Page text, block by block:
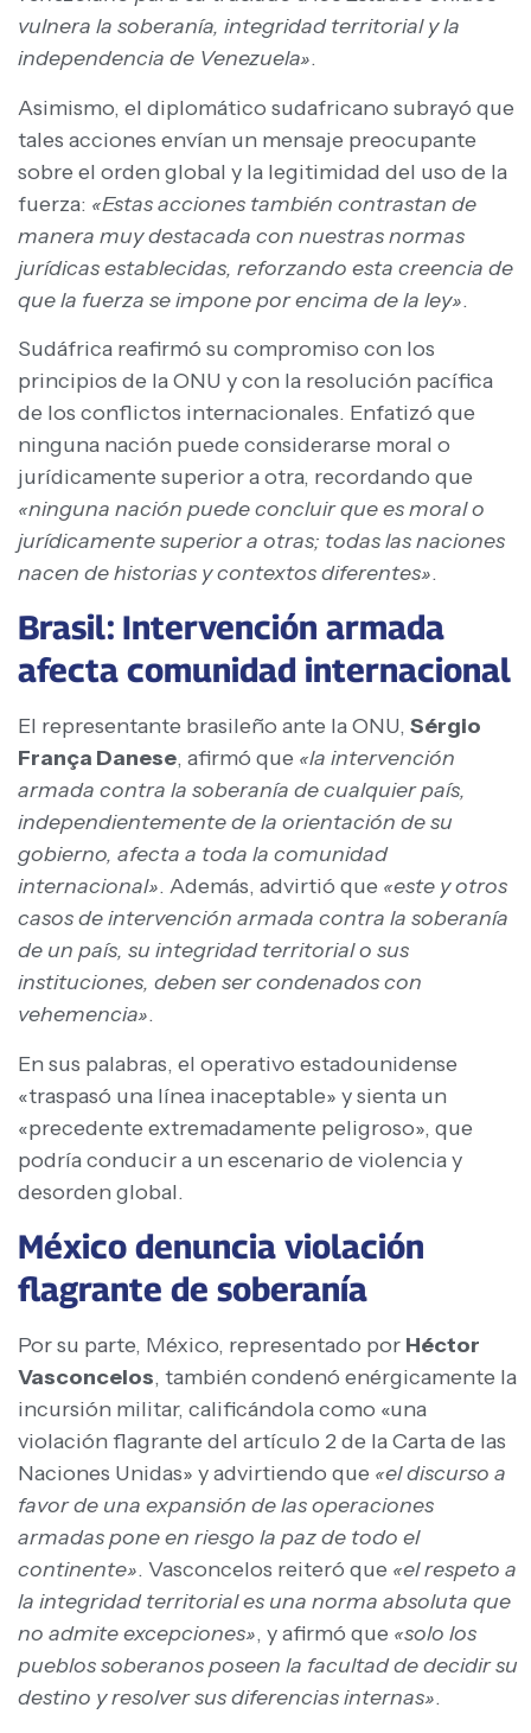
vulnera la soberanía, integridad territorial y la
independencia de Venezuela».
Asimismo, el diplomático sudafricano subrayó que
tales acciones envían un mensaje preocupante
sobre el orden global y la legitimidad del uso de la
fuerza: «Estas acciones también contrastan de
manera muy destacada con nuestras normas
jurídicas establecidas, reforzando esta creencia de
que la fuerza se impone por encima de la ley».
Sudáfrica reafirmó su compromiso con los
principios de la ONU y con la resolución pacífica
de los conflictos internacionales. Enfatizó que
ninguna nación puede considerarse moral o
jurídicamente superior a otra, recordando que
«ninguna nación puede concluir que es moral o
jurídicamente superior a otras; todas las naciones
nacen de historias y contextos diferentes».
Brasil: Intervención armada
afecta comunidad internacional
El representante brasileño ante la ONU, Sérgio
França Danese, afirmó que «la intervención
armada contra la soberanía de cualquier país,
independientemente de la orientación de su
gobierno, afecta a toda la comunidad
internacional». Además, advirtió que «este y otros
casos de intervención armada contra la soberanía
de un país, su integridad territorial o sus
instituciones, deben ser condenados con
vehemencia».
En sus palabras, el operativo estadounidense
«traspasó una línea inaceptable» y sienta un
«precedente extremadamente peligroso», que
podría conducir a un escenario de violencia y
desorden global.
México denuncia violación
flagrante de soberanía
Por su parte, México, representado por Héctor
Vasconcelos, también condenó enérgicamente la
incursión militar, calificándola como «una
violación flagrante del artículo 2 de la Carta de las
Naciones Unidas» y advirtiendo que «el discurso a
favor de una expansión de las operaciones
armadas pone en riesgo la paz de todo el
continente». Vasconcelos reiteró que «el respeto a
la integridad territorial es una norma absoluta que
no admite excepciones», y afirmó que «solo los
pueblos soberanos poseen la facultad de decidir su
destino y resolver sus diferencias internas».